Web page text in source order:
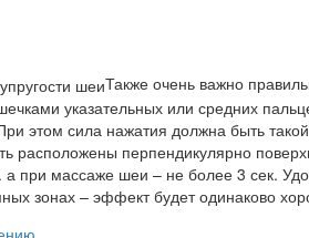
Также очень важно
указательных или средних
этом сила нажатия должна быть
расположены перпендикулярно
а при массаже шеи – не более 3 сек.
зонах – эффект будет одинаково